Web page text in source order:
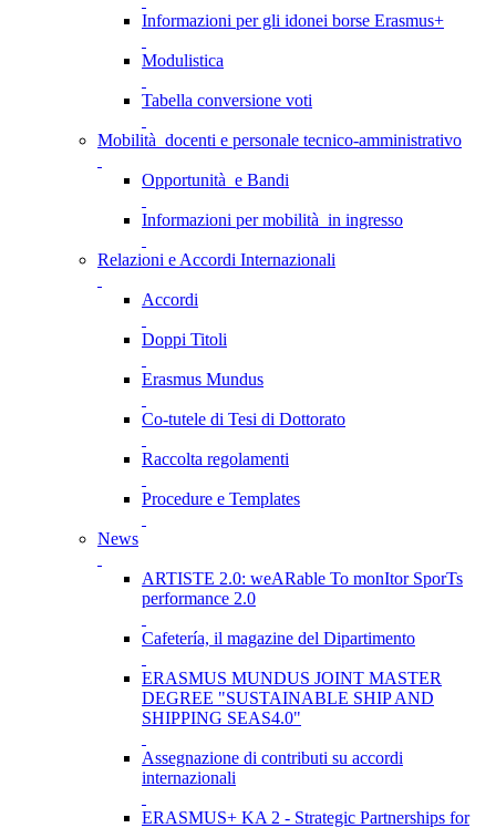
Informazioni per gli idonei borse Erasmus+
Modulistica
Tabella conversione voti
Mobilità docenti e personale tecnico-amministrativo
Opportunità e Bandi
Informazioni per mobilità in ingresso
Relazioni e Accordi Internazionali
Accordi
Doppi Titoli
Erasmus Mundus
Co-tutele di Tesi di Dottorato
Raccolta regolamenti
Procedure e Templates
News
ARTISTE 2.0: weARable To monItor SporTs
performance 2.0
Cafetería, il magazine del Dipartimento
ERASMUS MUNDUS JOINT MASTER
DEGREE "SUSTAINABLE SHIP AND
SHIPPING SEAS4.0"
Assegnazione di contributi su accordi
internazionali
ERASMUS+ KA 2 - Strategic Partnerships for